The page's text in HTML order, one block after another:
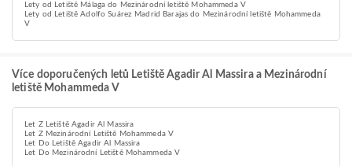
Lety od Letiště Málaga do Mezinárodní letiště Mohammeda V
Lety od Letiště Adolfo Suárez Madrid Barajas do Mezinárodní letiště Mohammeda
V
Více doporučených letů Letiště Agadir Al Massira a Mezinárodní
letiště Mohammeda V
Let Z Letiště Agadir Al Massira
Let Z Mezinárodní Letiště Mohammeda V
Let Do Letiště Agadir Al Massira
Let Do Mezinárodní Letiště Mohammeda V